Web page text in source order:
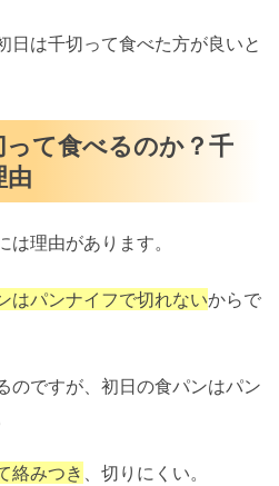
日は千切って食べた方が良いと
て食べるのか？千
由
理由があります。
はパンナイフで切れないからで
のですが、初日の食パンはパン
絡みつき 、切りにくい。